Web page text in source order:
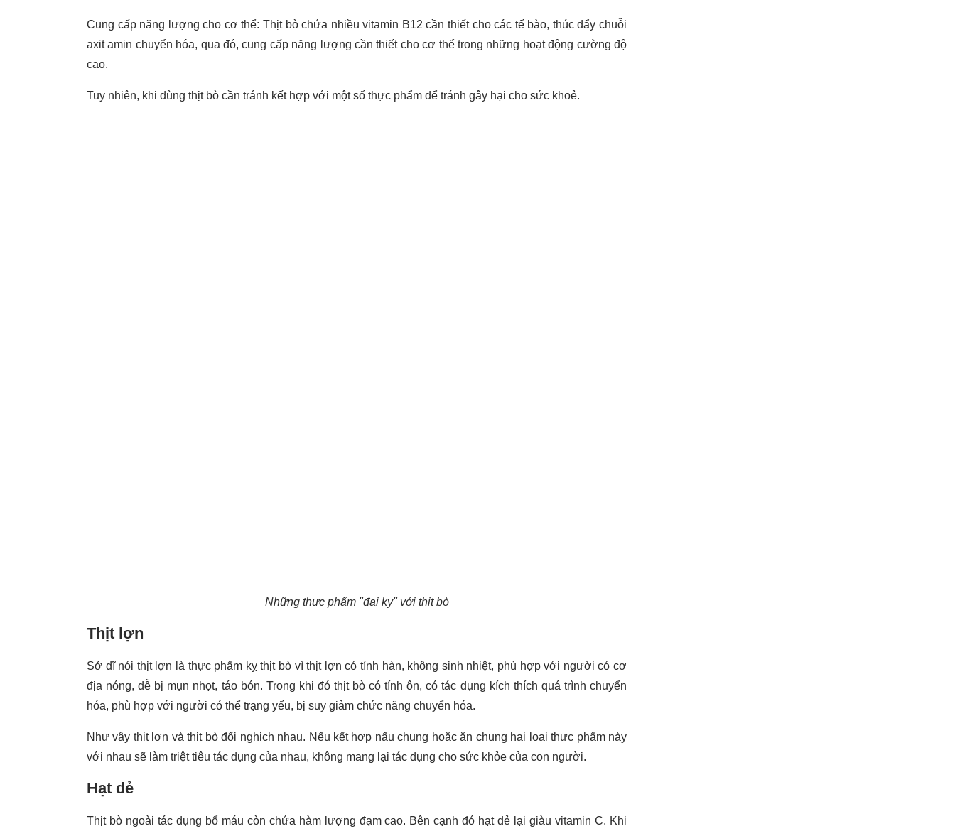
Cung cấp năng lượng cho cơ thể: Thịt bò chứa nhiều vitamin B12 cần thiết cho các tế bào, thúc đẩy chuỗi
axit amin chuyển hóa, qua đó, cung cấp năng lượng cần thiết cho cơ thể trong những hoạt động cường độ
cao.
Tuy nhiên, khi dùng thịt bò cần tránh kết hợp với một số thực phẩm để tránh gây hại cho sức khoẻ.
Những thực phẩm "đại kỵ" với thịt bò
Thịt lợn
Sở dĩ nói thịt lợn là thực phẩm kỵ thịt bò vì thịt lợn có tính hàn, không sinh nhiệt, phù hợp với người có cơ
địa nóng, dễ bị mụn nhọt, táo bón. Trong khi đó thịt bò có tính ôn, có tác dụng kích thích quá trình chuyển
hóa, phù hợp với người có thể trạng yếu, bị suy giảm chức năng chuyển hóa.
Như vậy thịt lợn và thịt bò đối nghịch nhau. Nếu kết hợp nấu chung hoặc ăn chung hai loại thực phẩm này
với nhau sẽ làm triệt tiêu tác dụng của nhau, không mang lại tác dụng cho sức khỏe của con người.
Hạt dẻ
Thịt bò ngoài tác dụng bổ máu còn chứa hàm lượng đạm cao. Bên cạnh đó hạt dẻ lại giàu vitamin C. Khi